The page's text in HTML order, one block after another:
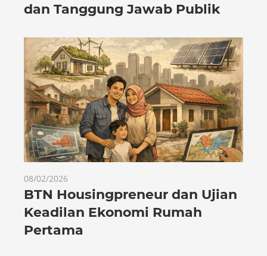
dan Tanggung Jawab Publik
08/02/2026
BTN Housingpreneur dan Ujian
Keadilan Ekonomi Rumah
Pertama